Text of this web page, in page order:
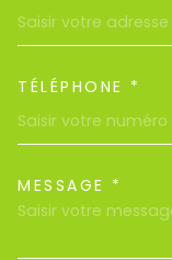
TÉLÉPHONE *
MESSAGE *